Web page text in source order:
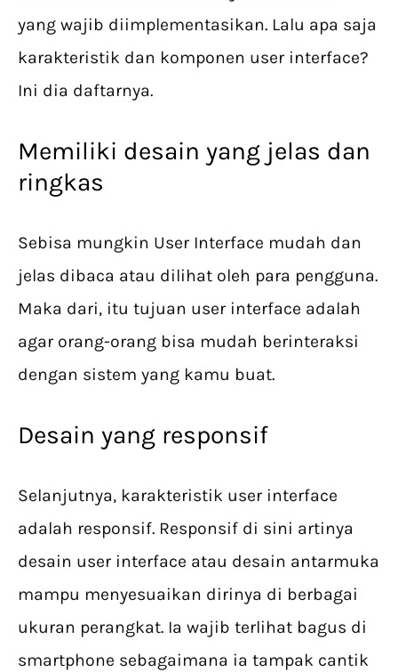
yang wajib diimplementasikan. Lalu apa saja
karakteristik dan komponen user interface?
Ini dia daftarnya.
Memiliki desain yang jelas dan
ringkas
Sebisa mungkin User Interface mudah dan
jelas dibaca atau dilihat oleh para pengguna.
Maka dari, itu tujuan user interface adalah
agar orang-orang bisa mudah berinteraksi
dengan sistem yang kamu buat.
Desain yang responsif
Selanjutnya, karakteristik user interface
adalah responsif. Responsif di sini artinya
desain user interface atau desain antarmuka
mampu menyesuaikan dirinya di berbagai
ukuran perangkat. Ia wajib terlihat bagus di
smartphone sebagaimana ia tampak cantik